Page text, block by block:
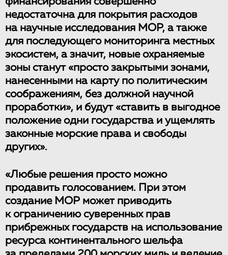
недостаточна для покрытия расходов
на научные исследования МОР, а также
для последующего мониторинга местных
экосистем, а значит, новые охраняемые
зоны станут «просто закрытыми зонами,
нанесенными на карту по политическим
соображениям, без должной научной
проработки», и будут «ставить в выгодное
положение одни государства и ущемлять
законные морские права и свободы
других».
«Любые решения просто можно
продавить голосованием. При этом
создание МОР может приводить
к ограничению суверенных прав
прибрежных государств на использование
ресурса континентального шельфа